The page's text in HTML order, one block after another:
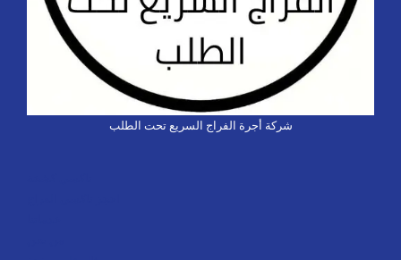
شركة أجرة الفراج السريع تحت الطلب